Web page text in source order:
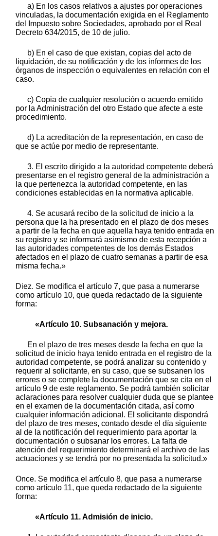
a) En los casos relativos a ajustes por operaciones
vinculadas, la documentación exigida en el Reglamento
del Impuesto sobre Sociedades, aprobado por el Real
Decreto 634/2015, de 10 de julio.
b) En el caso de que existan, copias del acto de
liquidación, de su notificación y de los informes de los
órganos de inspección o equivalentes en relación con el
caso.
c) Copia de cualquier resolución o acuerdo emitido
por la Administración del otro Estado que afecte a este
procedimiento.
d) La acreditación de la representación, en caso de
que se actúe por medio de representante.
3. El escrito dirigido a la autoridad competente deberá
presentarse en el registro general de la administración a
la que pertenezca la autoridad competente, en las
condiciones establecidas en la normativa aplicable.
4. Se acusará recibo de la solicitud de inicio a la
persona que la ha presentado en el plazo de dos meses
a partir de la fecha en que aquella haya tenido entrada en
su registro y se informará asimismo de esta recepción a
las autoridades competentes de los demás Estados
afectados en el plazo de cuatro semanas a partir de esa
misma fecha.»
Diez. Se modifica el artículo 7, que pasa a numerarse
como artículo 10, que queda redactado de la siguiente
forma:
«Artículo 10. Subsanación y mejora.
En el plazo de tres meses desde la fecha en que la
solicitud de inicio haya tenido entrada en el registro de la
autoridad competente, se podrá analizar su contenido y
requerir al solicitante, en su caso, que se subsanen los
errores o se complete la documentación que se cita en el
artículo 9 de este reglamento. Se podrá también solicitar
aclaraciones para resolver cualquier duda que se plantee
en el examen de la documentación citada, así como
cualquier información adicional. El solicitante dispondrá
del plazo de tres meses, contado desde el día siguiente
al de la notificación del requerimiento para aportar la
documentación o subsanar los errores. La falta de
atención del requerimiento determinará el archivo de las
actuaciones y se tendrá por no presentada la solicitud.»
Once. Se modifica el artículo 8, que pasa a numerarse
como artículo 11, que queda redactado de la siguiente
forma:
«Artículo 11. Admisión de inicio.